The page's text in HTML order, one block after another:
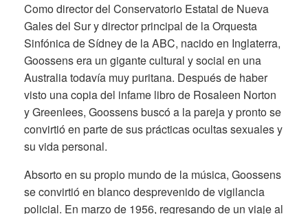
Como director del Conservatorio Estatal de Nueva
Gales del Sur y director principal de la Orquesta
Sinfónica de Sídney de la ABC, nacido en Inglaterra,
Goossens era un gigante cultural y social en una
Australia todavía muy puritana. Después de haber
visto una copia del infame libro de Rosaleen Norton
y Greenlees, Goossens buscó a la pareja y pronto se
convirtió en parte de sus prácticas ocultas sexuales y
su vida personal.
Absorto en su propio mundo de la música, Goossens
se convirtió en blanco desprevenido de vigilancia
policial. En marzo de 1956, regresando de un viaje al